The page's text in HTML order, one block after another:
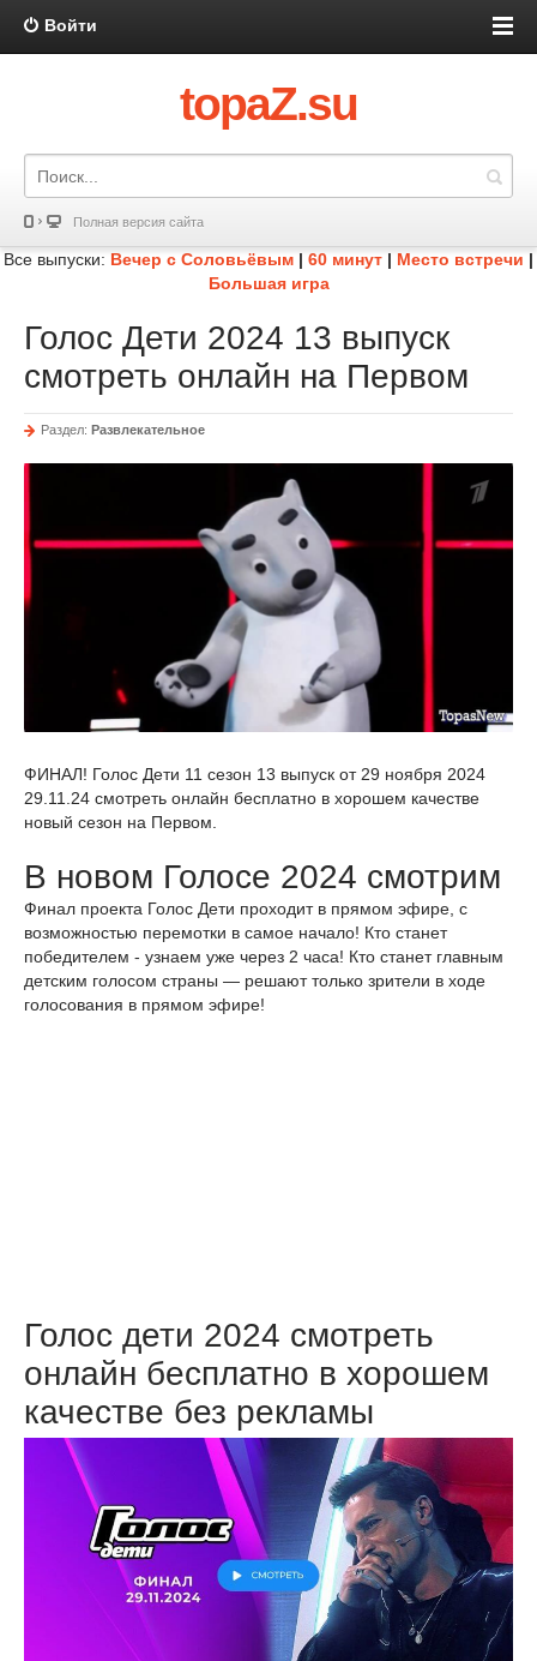
Войти
topaZ.su
Полная версия сайта
Все выпуски: Вечер с Соловьёвым | 60 минут | Место встречи |
Большая игра
Голос Дети 2024 13 выпуск
смотреть онлайн на Первом
Раздел: Развлекательное
ФИНАЛ! Голос Дети 11 сезон 13 выпуск от 29 ноября 2024
29.11.24 смотреть онлайн бесплатно в хорошем качестве
новый сезон на Первом.
В новом Голосе 2024 смотрим
Финал проекта Голос Дети проходит в прямом эфире, с
возможностью перемотки в самое начало! Кто станет
победителем - узнаем уже через 2 часа! Кто станет главным
детским голосом страны — решают только зрители в ходе
голосования в прямом эфире!
Голос дети 2024 смотреть
онлайн бесплатно в хорошем
качестве без рекламы